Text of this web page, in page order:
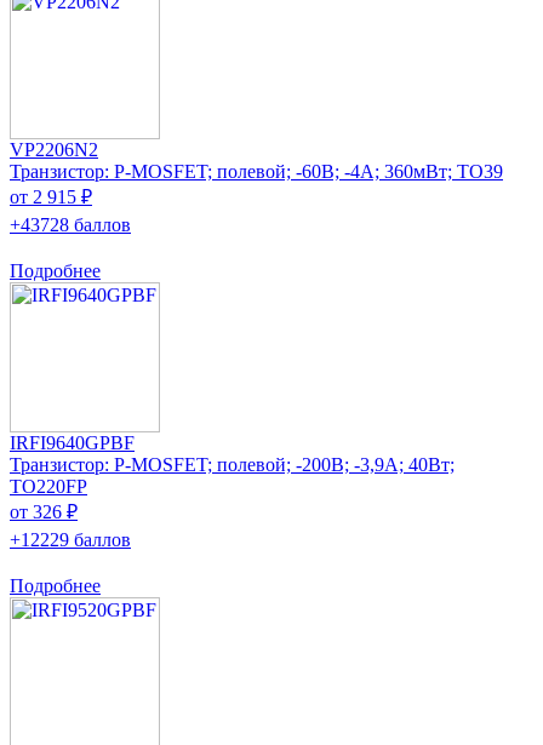
VP2206N2
Транзистор: P-MOSFET; полевой; -60В; -4А; 360мВт; TO39
от 2 915 ₽
+43728 баллов
Подробнее
IRFI9640GPBF
Транзистор: P-MOSFET; полевой; -200В; -3,9А; 40Вт;
TO220FP
от 326 ₽
+12229 баллов
Подробнее